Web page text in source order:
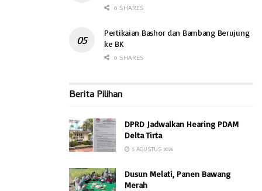
0 SHARES
Pertikaian Bashor dan Bambang Berujung
ke BK
0 SHARES
Berita Pilihan
DPRD Jadwalkan Hearing PDAM
Delta Tirta
5 AGUSTUS 2026
Dusun Melati, Panen Bawang
Merah